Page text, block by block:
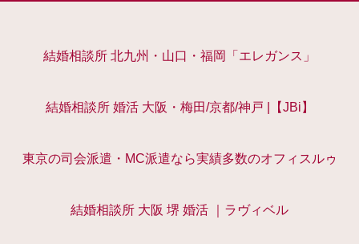
結婚相談所 北九州・山口・福岡「エレガンス」
結婚相談所 婚活 大阪・梅田/京都/神戸 |【JBi】
東京の司会派遣・MC派遣なら実績多数のオフィスルゥ
結婚相談所 大阪 堺 婚活 ｜ラヴィベル